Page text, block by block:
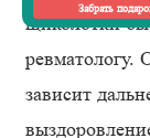
щиколотки
ревматологу.
зависит
Забрать